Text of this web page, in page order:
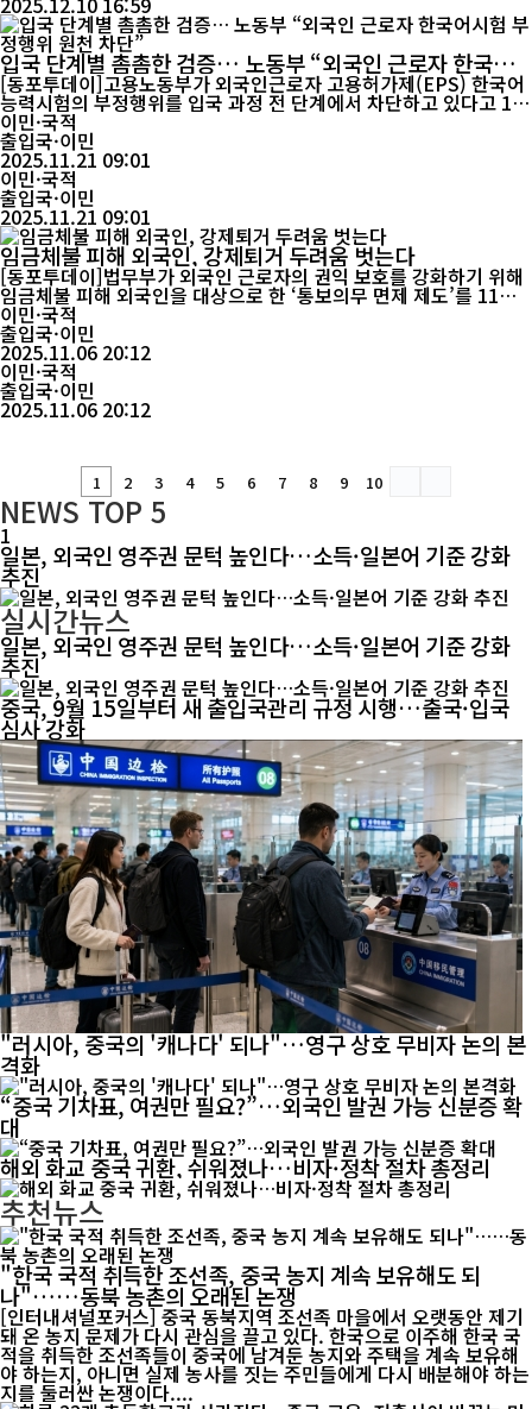
입국 단계별 촘촘한 검증… 노동부 “외국인 근로자 한국어
시험 부정행위 원천 차단”
[동포투데이]고용노동부가 외국인근로자 고용허가제(EPS) 한국어
능력시험의 부정행위를 입국 과정 전 단계에서 차단하고 있다고 13
일 밝혔다. 이는 지난 9월 조선비즈가 “외국인 노동자 한국어시험 부
정행위가 연간 수백건 적발된다”고 보도한 데 따른 공식 설명이다.
노동부에 따르면 한국어시험 부정 응시자는 ▲원서 접수 ▲한국어
능력시험 ▲기능시험 ▲구직자명부 등재 ▲사증발급인정서 발급 등
각 단계에서의 교차 확인 절차...
이민·국적
출입국·이민
2025.11.21 09:01
이민·국적
출입국·이민
2025.11.21 09:01
임금체불 피해 외국인, 강제퇴거 두려움 벗는다
[동포투데이]법무부가 외국인 근로자의 권익 보호를 강화하기 위해
임금체불 피해 외국인을 대상으로 한 ‘통보의무 면제 제도’를 11월 6
일부터 시행한다. 이로써 불법체류 신분 때문에 임금체불 피해를 신
고하지 못했던 외국인 근로자들도 강제퇴거 우려 없이 권리구제를
받을 수 있게 됐다. 법무부(장관 정성호)는 외국인 근로자의 안정적
근로환경을 조성하고 임금체불 피해를 최소화하기 위해 「출입국관
리법 시행규칙」...
이민·국적
출입국·이민
2025.11.06 20:12
이민·국적
출입국·이민
2025.11.06 20:12
1 2 3 4 5 6 7 8 9 10
NEWSTOP 5
1
일본, 외국인 영주권 문턱 높인다…소득·일본어 기준 강화
추진
실시간뉴스
일본, 외국인 영주권 문턱 높인다…소득·일본어 기준 강화
추진
중국, 9월 15일부터 새 출입국관리 규정 시행…출국·입국
심사 강화
"러시아, 중국의 '캐나다' 되나"…영구 상호 무비자 논의 본
격화
“중국 기차표, 여권만 필요?”…외국인 발권 가능 신분증 확
대
해외 화교 중국 귀환, 쉬워졌나…비자·정착 절차 총정리
추천뉴스
"한국 국적 취득한 조선족, 중국 농지 계속 보유해도 되
나"……동북 농촌의 오래된 논쟁
[인터내셔널포커스] 중국 동북지역 조선족 마을에서 오랫동안 제기
돼 온 농지 문제가 다시 관심을 끌고 있다. 한국으로 이주해 한국 국
적을 취득한 조선족들이 중국에 남겨둔 농지와 주택을 계속 보유해
야 하는지, 아니면 실제 농사를 짓는 주민들에게 다시 배분해야 하는
지를 둘러싼 논쟁이다....